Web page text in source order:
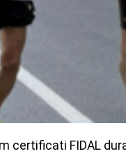
certificati FIDAL